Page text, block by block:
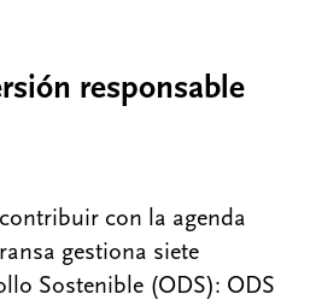
responsable
con la agenda
gestiona siete
Sostenible (ODS): ODS